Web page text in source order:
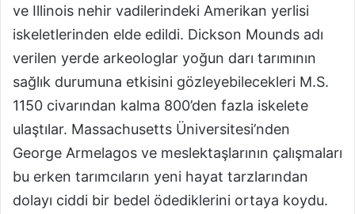
ve Illinois nehir vadilerindeki Amerikan yerlisi
iskeletlerinden elde edildi. Dickson Mounds adı
verilen yerde arkeologlar yoğun darı tarımının
sağlık durumuna etkisini gözleyebilecekleri M.S.
1150 civarından kalma 800’den fazla iskelete
ulaştılar. Massachusetts Üniversitesi’nden
George Armelagos ve meslektaşlarının çalışmaları
bu erken tarımcıların yeni hayat tarzlarından
dolayı ciddi bir bedel ödediklerini ortaya koydu.